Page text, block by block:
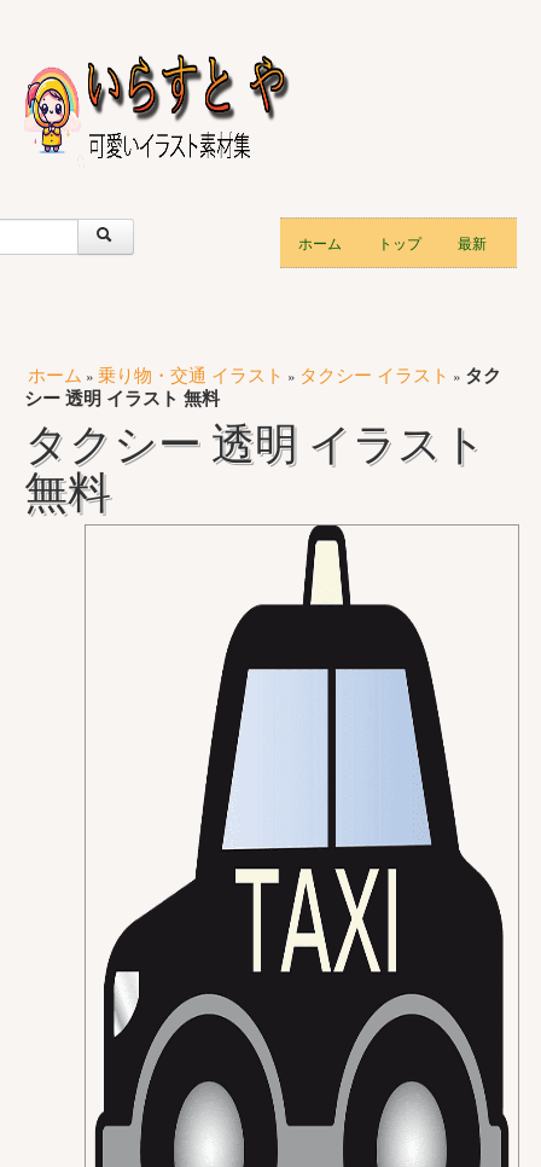
ホーム トップ 最新
ホーム » 乗り物・交通 イラスト » タクシー イラスト » タク
シー 透明 イラスト 無料
タクシー 透明 イラスト
無料